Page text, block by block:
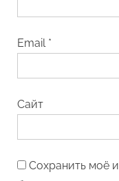
Email *
Сайт
Сохранить моё